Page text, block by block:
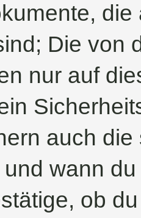
Die von
nur auf
auch
wann
ob